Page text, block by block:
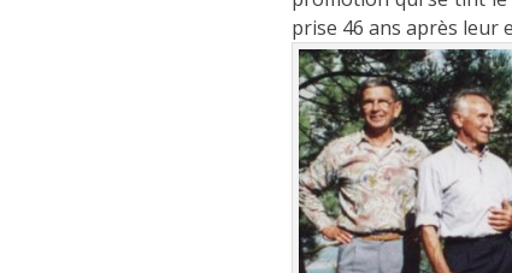
prise 46 ans après leur